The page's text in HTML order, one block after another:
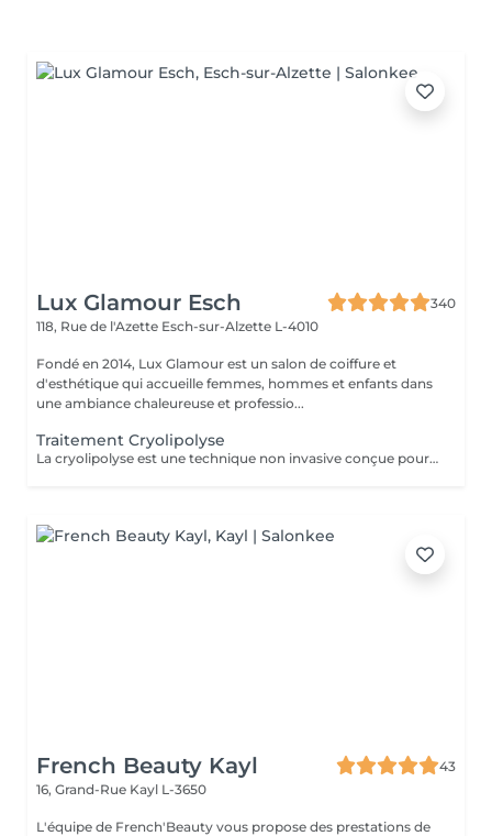
Lux Glamour Esch
340
118, Rue de l'Azette Esch-sur-Alzette L-4010
Fondé en 2014, Lux Glamour est un salon de coiffure et
d'esthétique qui accueille femmes, hommes et enfants dans
une ambiance chaleureuse et professio...
Traitement Cryolipolyse
La cryolipolyse est une technique non invasive conçue pour réduire les amas graisseux localisés. Grâce au froid contrôlé, les cellules graisseuses sont cristallisées puis éliminées naturellement par l'organisme, sans chirurgie ni aiguilles. Ce traitement permet de remodeler la silhouette de façon ciblée, avec des résultats progressifs et durables, tout en préservant la peau et les tissus environnants. Idéal pour les zones comme le ventre, les cuisses ou les bras, il offre une alternative sûre et efficace pour affiner la silhouette.
French Beauty Kayl
43
16, Grand-Rue Kayl L-3650
L'équipe de French'Beauty vous propose des prestations de